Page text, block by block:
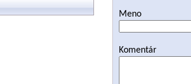
Meno
Komentár